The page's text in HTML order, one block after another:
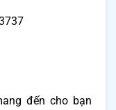
đến cho bạn